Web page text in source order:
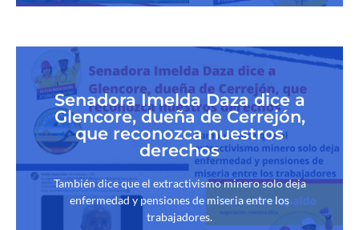
Senadora Imelda Daza dice a
Glencore, dueña de Cerrejón,
que reconozca nuestros
derechos
También dice que el extractivismo minero solo deja
enfermedad y pensiones de miseria entre los
trabajadores.